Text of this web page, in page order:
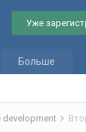
Уже
Больше
development